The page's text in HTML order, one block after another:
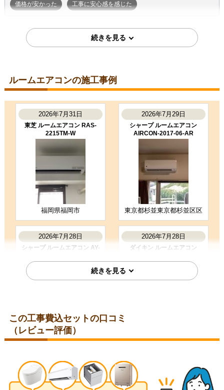
価格が安かった 工事に安心感を感じた
2026年7月7日
コメント
段取りも良く、エアコン取付後のチ
ても良かったです。ありがとうござ
いました。
（ご本人様より）
工事満足度 ★★★★★ 受注満足度 ★★★☆☆
商品選定がしやすかった
工事に安心感を感じた
ルームエアコンの施工事例
2026年7月31日
東芝 ルームエアコン RAS-
2215TM-W
福岡県福岡市
2026年7月29日
シャープ ルームエアコン
AIRCON-2017-06-AR
東京都杉並東京都杉並区区
2026年7月28日
シャープ ルームエアコン AY-
埼玉県比企郡
2026年7月28日
ダイキン ルームエアコン
コロナ ルームエアコン RC-
V2826R-W
三菱 ルームエアコン MSZ-
JXV2526-W
この工事費込セットの口コミ
（レビュー評価）